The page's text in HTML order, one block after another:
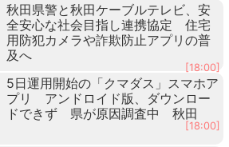
秋田県警と秋田ケーブルテレビ、安
全安心な社会目指し連携協定 住宅
用防犯カメラや詐欺防止アプリの普
及へ
[18:00]
5日運用開始の「クマダス」スマホア
プリ アンドロイド版、ダウンロー
ドできず 県が原因調査中 秋田
[18:00]